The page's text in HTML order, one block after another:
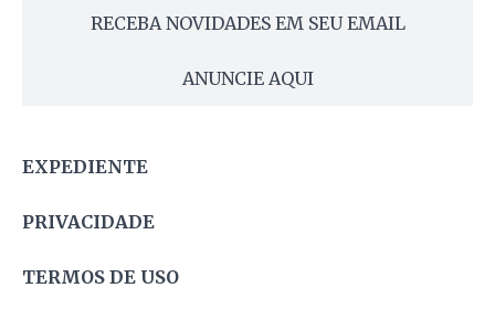
RECEBA NOVIDADES EM SEU EMAIL
ANUNCIE AQUI
EXPEDIENTE
PRIVACIDADE
TERMOS DE USO